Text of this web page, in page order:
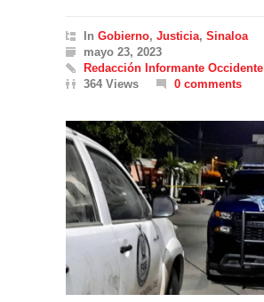
In Gobierno, Justicia, Sinaloa
mayo 23, 2023
Redacción Informante Occidente
364 Views
0 comments